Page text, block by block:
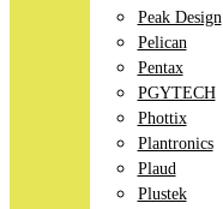
Peak Design
Pelican
Pentax
PGYTECH
Phottix
Plantronics
Plaud
Plustek